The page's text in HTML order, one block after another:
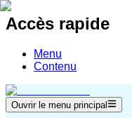
Accès rapide
Menu
Contenu
Ouvrir le menu principal